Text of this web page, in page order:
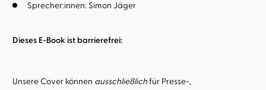
Sprecher:innen: Simon Jäger
Dieses E-Book ist barrierefrei:
Unsere Cover können ausschließlichfür Presse-,